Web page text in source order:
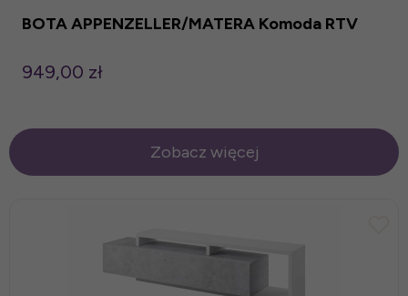
BOTA APPENZELLER/MATERA Komoda RTV
949,00 zł
Zobacz więcej